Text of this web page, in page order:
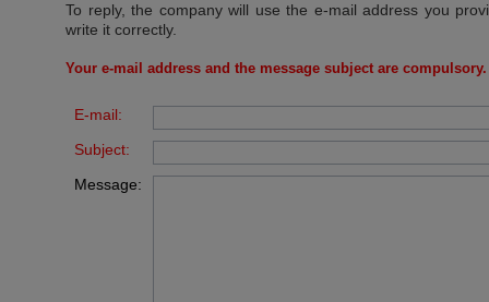
To reply, the company will use the e-mail address you
write it correctly.
Your e-mail address and the message subject are compulsory.
E-mail:
Subject:
Message: